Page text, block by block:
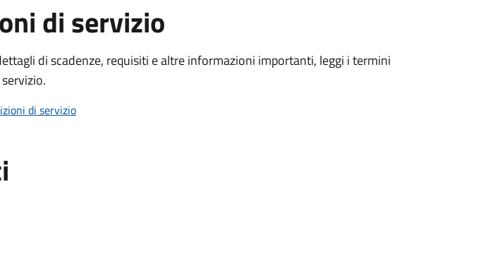
di servizio
di scadenze, requisiti e altre informazioni importanti, leggi i termini
di servizio